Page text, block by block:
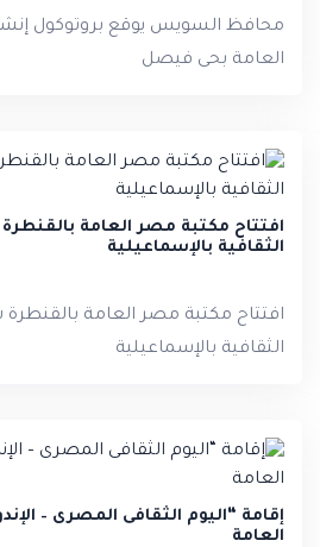
محافظ السويس يوقع بروتوكول
العامة بحى فيصل
افتتاح مكتبة مصر العامة
الثقافية بالإسماعيلية
افتتاح مكتبة مصر العامة بالقنطرة
الثقافية بالإسماعيلية
إقامة “اليوم الثقافى المصرى –
العامة